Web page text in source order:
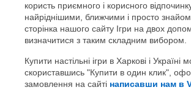
користь приємного і корисного
найріднішими, ближчими і просто
сторінка нашого сайту Ігри на двох
визначитися з таким складним вибором.
Купити настільні ігри в Харкові і Україні
скориставшись "Купити в один клик",
замовлення на сайті написавши нам в